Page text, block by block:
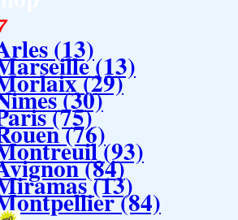
(13)(13)
(29)
(30)
(75)
(76)(93)
(84)
(13)(84)